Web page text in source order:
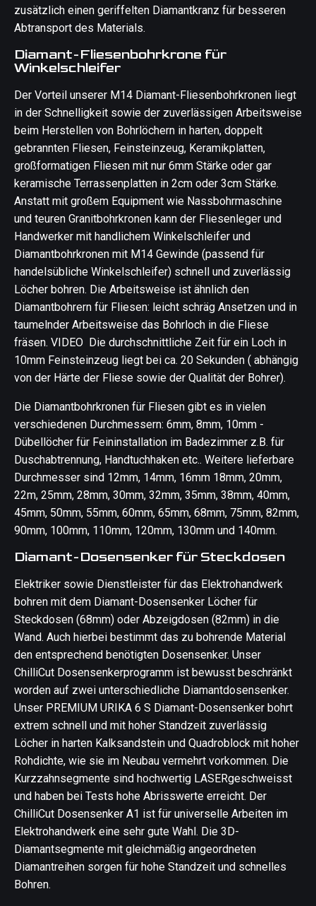
zusätzlich einen geriffelten Diamantkranz für besseren
Abtransport des Materials.
Diamant-Fliesenbohrkrone für
Winkelschleifer
Der Vorteil unserer M14 Diamant-Fliesenbohrkronen liegt
in der Schnelligkeit sowie der zuverlässigen Arbeitsweise
beim Herstellen von Bohrlöchern in harten, doppelt
gebrannten Fliesen, Feinsteinzeug, Keramikplatten,
großformatigen Fliesen mit nur 6mm Stärke oder gar
keramische Terrassenplatten in 2cm oder 3cm Stärke.
Anstatt mit großem Equipment wie Nassbohrmaschine
und teuren Granitbohrkronen kann der Fliesenleger und
Handwerker mit handlichem Winkelschleifer und
Diamantbohrkronen mit M14 Gewinde (passend für
handelsübliche Winkelschleifer) schnell und zuverlässig
Löcher bohren. Die Arbeitsweise ist ähnlich den
Diamantbohrern für Fliesen: leicht schräg Ansetzen und in
taumelnder Arbeitsweise das Bohrloch in die Fliese
fräsen. VIDEO Die durchschnittliche Zeit für ein Loch in
10mm Feinsteinzeug liegt bei ca. 20 Sekunden ( abhängig
von der Härte der Fliese sowie der Qualität der Bohrer).
Die Diamantbohrkronen für Fliesen gibt es in vielen
verschiedenen Durchmessern: 6mm, 8mm, 10mm -
Dübellöcher für Feininstallation im Badezimmer z.B. für
Duschabtrennung, Handtuchhaken etc.. Weitere lieferbare
Durchmesser sind 12mm, 14mm, 16mm 18mm, 20mm,
22m, 25mm, 28mm, 30mm, 32mm, 35mm, 38mm, 40mm,
45mm, 50mm, 55mm, 60mm, 65mm, 68mm, 75mm, 82mm,
90mm, 100mm, 110mm, 120mm, 130mm und 140mm.
Diamant-Dosensenker für Steckdosen
Elektriker sowie Dienstleister für das Elektrohandwerk
bohren mit dem Diamant-Dosensenker Löcher für
Steckdosen (68mm) oder Abzeigdosen (82mm) in die
Wand. Auch hierbei bestimmt das zu bohrende Material
den entsprechend benötigten Dosensenker. Unser
ChilliCut Dosensenkerprogramm ist bewusst beschränkt
worden auf zwei unterschiedliche Diamantdosensenker.
Unser PREMIUM URIKA 6 S Diamant-Dosensenker bohrt
extrem schnell und mit hoher Standzeit zuverlässig
Löcher in harten Kalksandstein und Quadroblock mit hoher
Rohdichte, wie sie im Neubau vermehrt vorkommen. Die
Kurzzahnsegmente sind hochwertig LASERgeschweisst
und haben bei Tests hohe Abrisswerte erreicht. Der
ChilliCut Dosensenker A1 ist für universelle Arbeiten im
Elektrohandwerk eine sehr gute Wahl. Die 3D-
Diamantsegmente mit gleichmäßig angeordneten
Diamantreihen sorgen für hohe Standzeit und schnelles
Bohren.